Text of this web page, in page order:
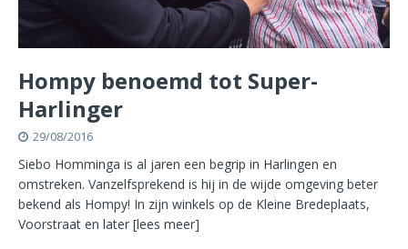
Hompy benoemd tot Super-
Harlinger
29/08/2016
Siebo Homminga is al jaren een begrip in Harlingen en
omstreken. Vanzelfsprekend is hij in de wijde omgeving beter
bekend als Hompy! In zijn winkels op de Kleine Bredeplaats,
Voorstraat en later [lees meer]